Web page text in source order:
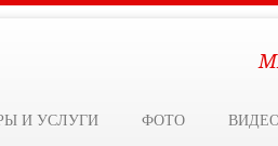
И УСЛУГИ ФОТО